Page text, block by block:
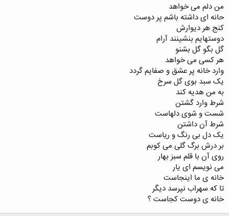
من دلم می خواهد
حانه ای داشته باشم پر دوست
کنج هر دیوارش
دوستهایم بنشینند آرام
گل بگو گل بشنو
هر کسی می خواهد
وارد خانه پر عشق و صفایم گردد
یک سبد بوی گل سرخ
به من هدیه کند
شرط وارد گشتن
شست و شوی دلهاست
شرط آن داشتن
یک دل بی رنگ و ریاست
بر درش برگ گلی می کوبم
روی آن با قلم سبز بهار
می نویسم ای یار
خانه ی ما اینجاست
تا که سهراب نپرسد دیگر
خانه ی دوست کجاست ؟